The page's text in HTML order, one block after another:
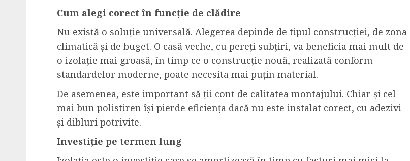
Cum alegi corect în funcție de clădire
Nu există o soluție universală. Alegerea depinde de tipul construcției, de zona
climatică și de buget. O casă veche, cu pereți subțiri, va beneficia mai mult de
o izolație mai groasă, în timp ce o construcție nouă, realizată conform
standardelor moderne, poate necesita mai puțin material.
De asemenea, este important să ții cont de calitatea montajului. Chiar și cel
mai bun polistiren își pierde eficiența dacă nu este instalat corect, cu adezivi
și dibluri potrivite.
Investiție pe termen lung